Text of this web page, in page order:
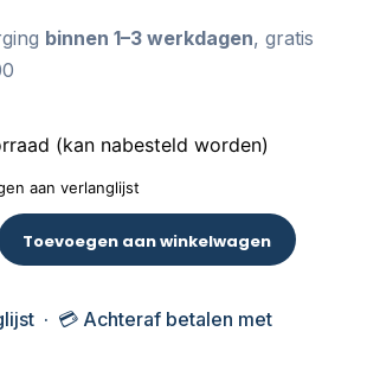
binnen 1–3 werkdagen, gratis
(kan nabesteld worden)
aan verlanglijst
Toevoegen aan winkelwagen
· 💳 Achteraf betalen met